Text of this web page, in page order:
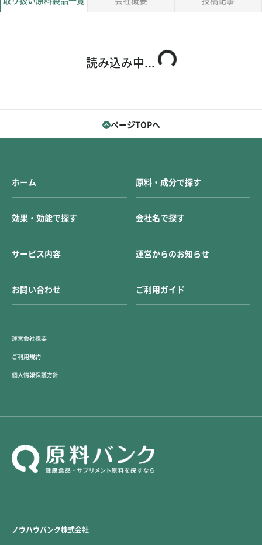
ご利用規約
読み込み中...
ページTOPへ
ノウハウバンク株式会社
ホーム 原料・成分で探す
効果・効能で探す 会社名で探す
サービス内容 運営からのお知らせ
お問い合わせ ご利用ガイド
運営会社概要
ご利用規約
個人情報保護方針